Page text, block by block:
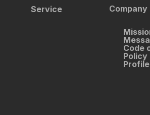
Service Company
Code
Policy
Profile